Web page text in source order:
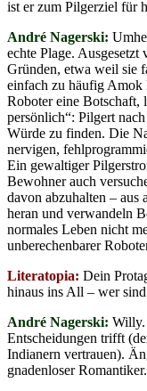
ist er zum Pilgerziel für
André Nagerski:
echte Plage. Ausgesetzt
Gründen, etwa weil sie
einfach zu häufig Amok
Roboter eine Botschaft,
persönlich“: Pilgert
Würde zu finden. Die
nervigen,
Ein gewaltiger
Bewohner auch
davon abzuhalten – aus
heran und verwandeln
normales Leben nicht
unberechenbarer
Literatopia: Dein
hinaus ins All – wer
André Nagerski: Willy.
Entscheidungen trifft
Indianern vertrauen).
gnadenloser Romantiker.